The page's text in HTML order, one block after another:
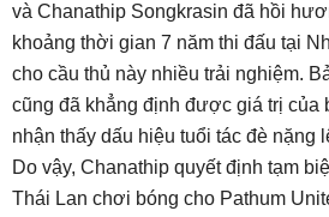
và Chanathip Songkrasin đã hồi
khoảng thời gian 7 năm thi đấu tại
cho cầu thủ này nhiều trải nghiệm.
cũng đã khẳng định được giá trị của
nhận thấy dấu hiệu tuổi tác đè nặng
Do vậy, Chanathip quyết định tạm
Thái Lan chơi bóng cho Pathum